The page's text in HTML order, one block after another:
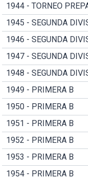
1944 - TORNEO
1945 - SEGUNDA
1946 - SEGUNDA
1947 - SEGUNDA
1948 - SEGUNDA
1949 - PRIMERA B
1950 - PRIMERA B
1951 - PRIMERA B
1952 - PRIMERA B
1953 - PRIMERA B
1954 - PRIMERA B